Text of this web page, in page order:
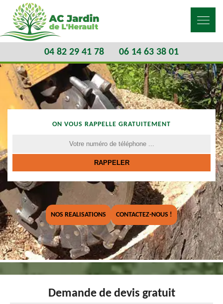
04 82 29 41 78 06 14 63 38 01
ON VOUS RAPPELLE GRATUITEMENT
NOS REALISATIONS CONTACTEZ-NOUS !
Demande de devis gratuit